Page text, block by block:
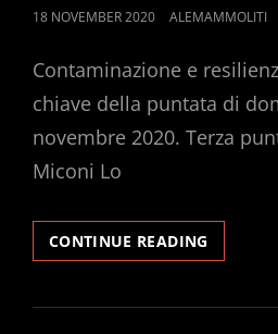
POSTED
18 NOVEMBER 2020 ALEMAMMOLITI
Contaminazione e
chiave della puntata di
novembre 2020. Terza
Miconi Lo
CONTINUE READING
3.